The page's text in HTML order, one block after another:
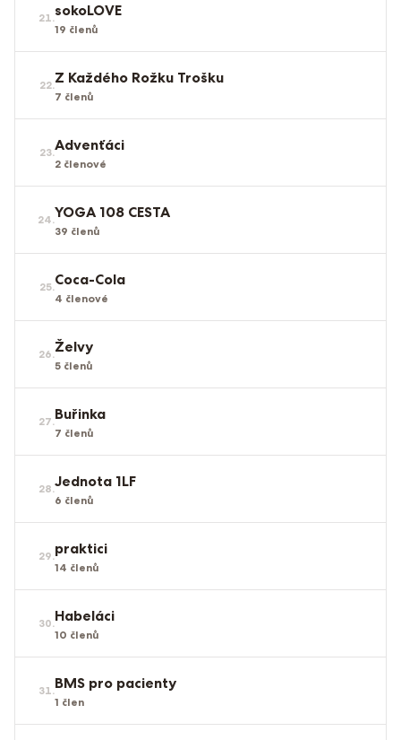
21.sokoLOVE
19 členů
22.Z Každého Rožku Trošku
7 členů
23.Advenťáci
2 členové
24.YOGA 108 CESTA
39 členů
25.Coca-Cola
4 členové
26.Želvy
5 členů
27.Buřinka
7 členů
28.Jednota 1LF
6 členů
29.praktici
14 členů
30.Habeláci
10 členů
31.BMS pro pacienty
1 člen